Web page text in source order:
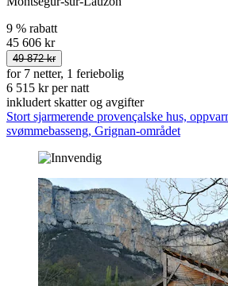
9 % rabatt
45 606 kr
49 872 kr
for 7 netter, 1 feriebolig
6 515 kr per natt
inkludert skatter og avgifter
Stort sjarmerende provençalske hus,
svømmebasseng, Grignan-området